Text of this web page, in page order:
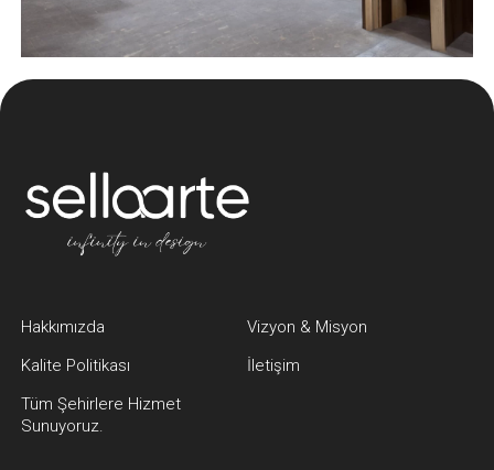
Hakkımızda
Vizyon & Misyon
Kalite Politikası
İletişim
Tüm Şehirlere Hizmet
Sunuyoruz.